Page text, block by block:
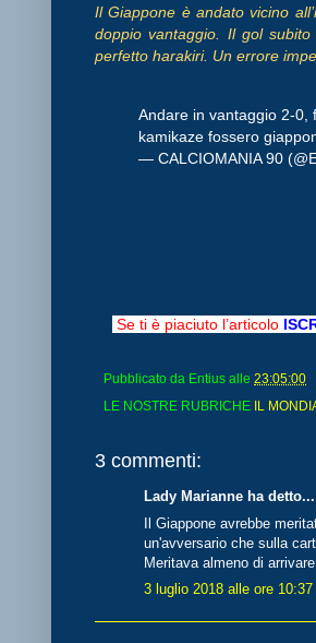
Il Giappone è andato vicino
doppio vantaggio. Il gol
perfetto harakiri. Un errore
Andare in vantaggio 2-0,
kamikaze fossero
— CALCIOMANIA 90
Se ti è piaciuto l’articolo
Pubblicato da Entius alle 23:05:00
LE NOSTRE RUBRICHE
IL
3 commenti:
Lady Marianne ha detto...
Il Giappone avrebbe
un'avversario che sulla
Meritava almeno di
3 luglio 2018 alle ore 10:37